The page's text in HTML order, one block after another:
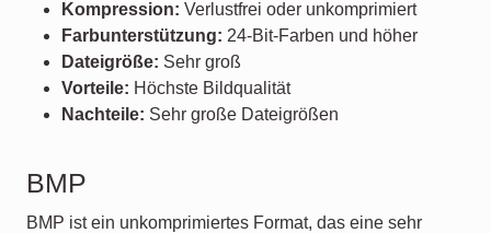
Kompression: Verlustfrei oder unkomprimiert
Farbunterstützung: 24-Bit-Farben und höher
Dateigröße: Sehr groß
Vorteile: Höchste Bildqualität
Nachteile: Sehr große Dateigrößen
BMP
BMP ist ein unkomprimiertes Format, das eine sehr